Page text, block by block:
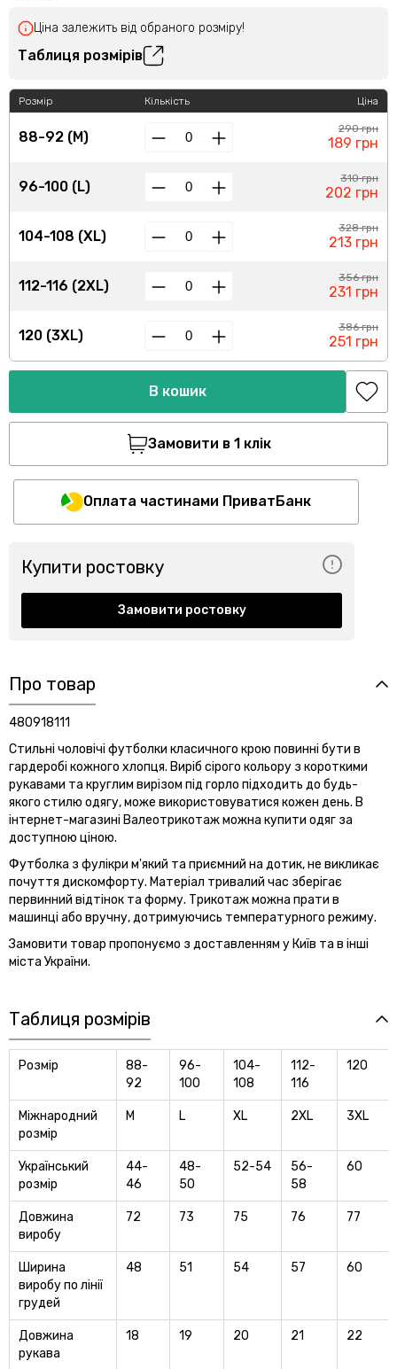
Ціна залежить від обраного розміру!
Таблиця розмірів
Розмір
88-92 (M)
96-100 (L)
104-108 (XL)
112-116 (2XL)
120 (3XL)
Кількість Ціна
290 грн
189 грн
310 грн
202 грн
328 грн
213 грн
356 грн
231 грн
386 грн
251 грн
В кошик
Замовити в 1 клік
Оплата частинами ПриватБанк
Купити ростовку
Замовити ростовку
Про товар
480918111
Стильні чоловічі футболки класичного крою повинні бути в
гардеробі кожного хлопця. Виріб сірого кольору з короткими
рукавами та круглим вирізом під горло підходить до будь-
якого стилю одягу, може використовуватися кожен день. В
інтернет-магазині Валеотрикотаж можна купити одяг за
доступною ціною.
Футболка з фулікри м'який та приємний на дотик, не викликає
почуття дискомфорту. Матеріал тривалий час зберігає
первинний відтінок та форму. Трикотаж можна прати в
машинці або вручну, дотримуючись температурного режиму.
Замовити товар пропонуємо з доставленням у Київ та в інші
міста України.
Таблиця розмірів
Розмір
88-
92
96-
100
104-
108
112-
116
120
Міжнародний
розмір
M L XL 2XL 3XL
Український
розмір
44-
46
48-
50
52-54
56-
58
60
Довжина
виробу
72 73 75 76 77
Ширина
виробу по лінії
грудей
48 51 54 57 60
Довжина
рукава
18 19 20 21 22